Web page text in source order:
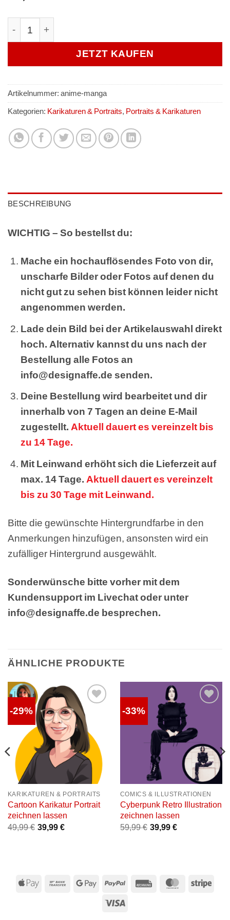
JETZT KAUFEN
Artikelnummer: anime-manga
Kategorien: Karikaturen & Portraits, Portraits & Karikaturen
BESCHREIBUNG
WICHTIG – So bestellst du:
Mache ein hochauflösendes Foto von dir,
unscharfe Bilder oder Fotos auf denen du
nicht gut zu sehen bist können leider nicht
angenommen werden.
Lade dein Bild bei der Artikelauswahl direkt
hoch. Alternativ kannst du uns nach der
Bestellung alle Fotos an
info@designaffe.de senden.
Deine Bestellung wird bearbeitet und dir
innerhalb von 7 Tagen an deine E-Mail
zugestellt.Aktuell dauert es vereinzelt bis
zu 14 Tage.
Mit Leinwand erhöht sich die Lieferzeit auf
max. 14 Tage.Aktuell dauert es vereinzelt
bis zu 30 Tage mit Leinwand.
Bitte die gewünschte Hintergrundfarbe in den
Anmerkungen hinzufügen, ansonsten wird ein
zufälliger Hintergrund ausgewählt.
Sonderwünsche bitte vorher mit dem
Kundensupport im Livechat oder unter
info@designaffe.de besprechen.
ÄHNLICHE PRODUKTE
-29%
Auf die
Wunschliste
KARIKATUREN & PORTRAITS
Cartoon Karikatur Portrait
zeichnen lassen
49,99€ 39,99 €
-33%
Auf die
Wunschliste
COMICS & ILLUSTRATIONEN
Cyberpunk Retro Illustration
zeichnen lassen
59,99€ 39,99 €
Apple
Bank
Google
Pay
PayPal Rechung MasterCard